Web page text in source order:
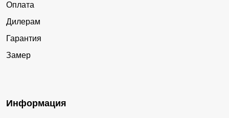
Оплата
Дилерам
Гарантия
Замер
Информация